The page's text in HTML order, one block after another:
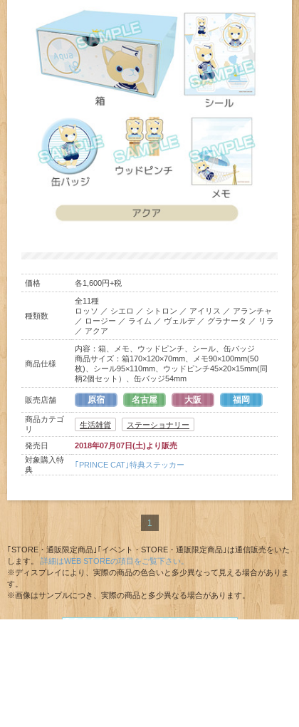
価格 各1,600円+税
種類数
全11種
ロッソ ／ シエロ ／ シトロン ／ アイリス ／ アランチャ
／ ロージー ／ ライム ／ ヴェルデ ／ グラナータ ／ リラ
／ アクア
商品仕様
内容：箱、メモ、ウッドピンチ、シール、缶バッジ
商品サイズ：箱170×120×70mm、メモ90×100mm(50
枚)、シール95×110mm、ウッドピンチ45×20×15mm(同
柄2個セット）、缶バッジ54mm
販売店舗 原宿 名古屋 大阪 福岡
商品カテゴ
リ
生活雑貨 ステーショナリー
発売日
2018年07月07日(土)より販売
対象購入特
典
｢PRINCE CAT｣特典ステッカー
1
｢STORE・通販限定商品｣｢イベント・STORE・通販限定商品｣は通信販売をいた
します。詳細はWEB STOREの項目をご覧下さい。
※ディスプレイにより、実際の商品の色合いと多少異なって見える場合がありま
す。
※画像はサンプルにつき、実際の商品と多少異なる場合があります。